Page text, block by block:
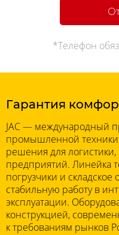
*Телефон
Гарантия
JAC — международный
промышленной
решения для
предприятий. Линейка
погрузчики и
стабильную работу в
эксплуатации.
конструкцией,
к требованиям рынков